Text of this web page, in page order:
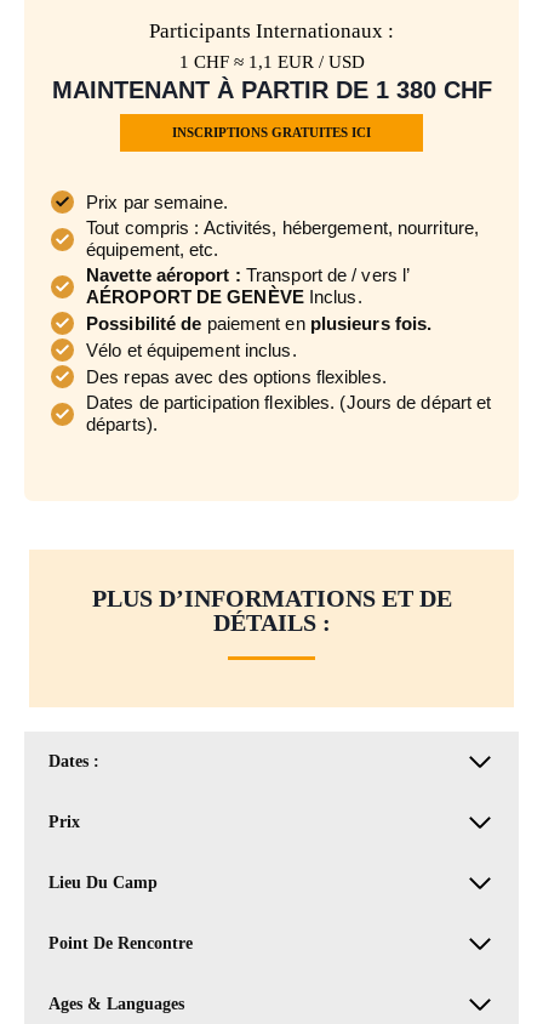
Participants Internationaux :
1 CHF ≈ 1,1 EUR / USD
MAINTENANT À PARTIR DE 1 380 CHF
INSCRIPTIONS GRATUITES ICI
Prix par semaine.
Tout compris : Activités, hébergement, nourriture,
équipement, etc.
Navette aéroport : Transport de / vers l’
AÉROPORT DE GENÈVEInclus.
Possibilité de paiement en plusieurs fois.
Vélo et équipement inclus.
Des repas avec des options flexibles.
Dates de participation flexibles. (Jours de départ et
départs).
PLUS D’INFORMATIONS ET DE
DÉTAILS :
Dates :
Prix
Lieu Du Camp
Point De Rencontre
Ages & Languages